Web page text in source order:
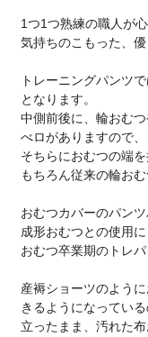
1つ1つ熟練の職人が
気持ちのこもった、優
トレーニングパンツ
となります。
中側前後に、輪おむ
べロがありますので、
そちらにおむつの端
もちろん従来の輪お
おむつカバーのパン
成形おむつとの使用
おむつ卒業期のトレ
産褥ショーツのよう
きるようになっている
立ったまま、汚れた